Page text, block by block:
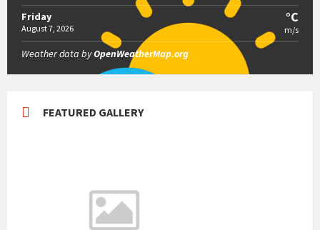
Friday
August 7, 2026
°C
m/s
Weather data byOpenWeatherMap.org
FEATURED GALLERY